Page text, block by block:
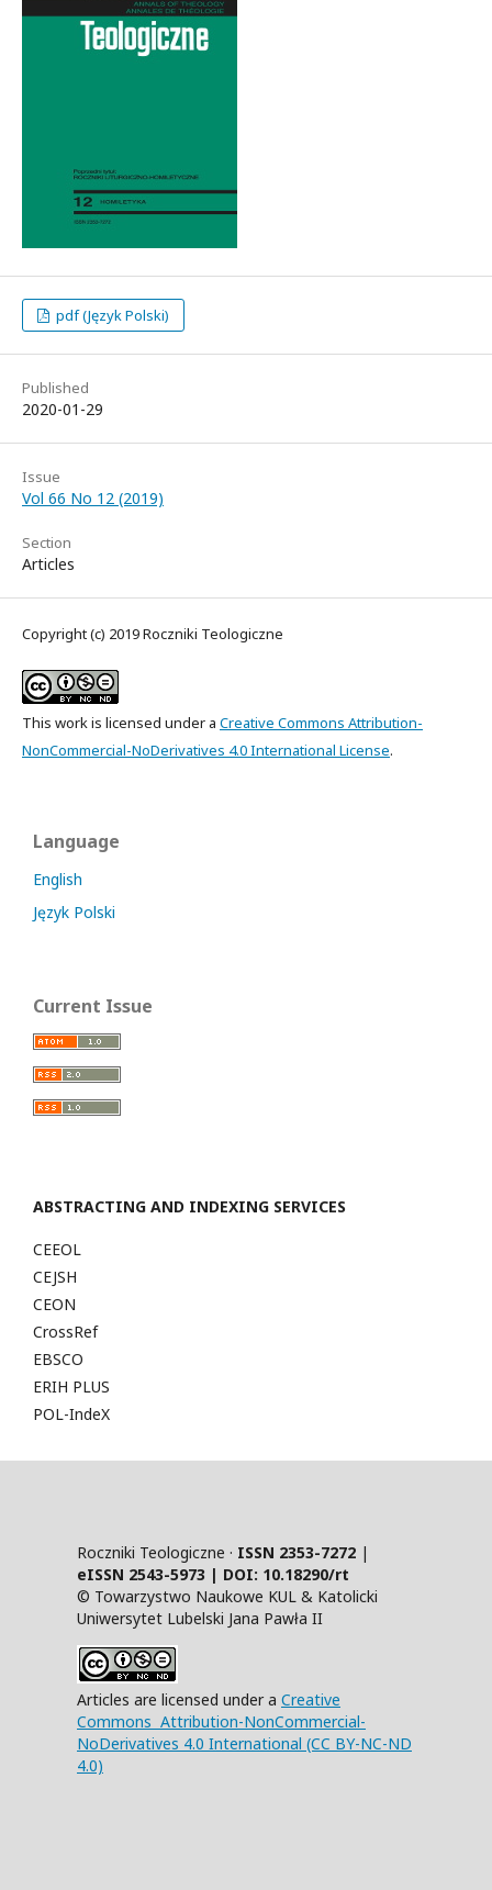
pdf (Język Polski)
Published
2020-01-29
Issue
Vol 66 No 12 (2019)
Section
Articles
Copyright (c) 2019 Roczniki Teologiczne
This work is licensed under a Creative Commons Attribution-
NonCommercial-NoDerivatives 4.0 International License.
Language
English
Język Polski
Current Issue
ABSTRACTING AND INDEXING SERVICES
CEEOL
CEJSH
CEON
CrossRef
EBSCO
ERIH PLUS
POL-IndeX
Roczniki Teologiczne · ISSN 2353-7272 |
eISSN 2543-5973 | DOI: 10.18290/rt
© Towarzystwo Naukowe KUL & Katolicki
Uniwersytet Lubelski Jana Pawła II
Articles are licensed under a Creative
Commons Attribution-NonCommercial-
NoDerivatives 4.0 International (CC BY-NC-ND
4.0)